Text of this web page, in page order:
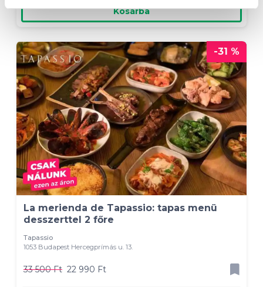
Kosárba
-31 %
La merienda de Tapassio: tapas menü
desszerttel 2 főre
Tapassio
1053 Budapest Hercegprímás u. 13.
33 500 Ft 22 990 Ft